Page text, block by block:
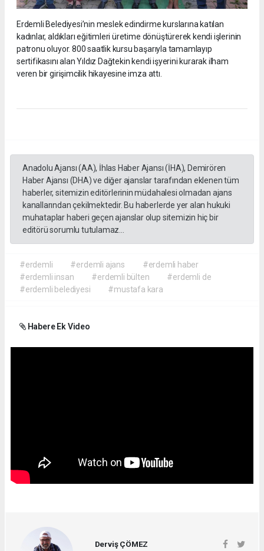
Erdemli Belediyesi’nin meslek edindirme kurslarına katılan
kadınlar, aldıkları eğitimleri üretime dönüştürerek kendi işlerinin
patronu oluyor. 800 saatlik kursu başarıyla tamamlayıp
sertifikasını alan Yıldız Dağtekin kendi işyerini kurarak ilham
veren bir girişimcilik hikayesine imza attı.
Anadolu Ajansı (AA), İhlas Haber Ajansı (İHA), Demirören
Haber Ajansı (DHA) ve diğer ajanslar tarafından eklenen tüm
haberler, sitemizin editörlerinin müdahalesi olmadan ajans
kanallarından çekilmektedir. Bu haberlerde yer alan hukuki
muhataplar haberi geçen ajanslar olup sitemizin hiç bir
editörü sorumlu tutulamaz...
#erdemli #erdemli ajans
#erdemli haber
#erdemli insan
#erdemli bülten
#erdemli de
#erdemli belediyesi
#mustafa kara
Habere Ek Video
Derviş ÇÖMEZ